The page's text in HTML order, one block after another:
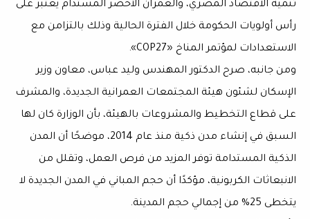
تنمية الاقتصاد المصري، والعمران الأخضر المستدام يعتبر على
رأس أولويات الحكومة خلال الفترة الحالية وذلك بالتزامن مع
الاستعدادات لمؤتمر المناخ «COP27».
ومن جانبه، صرح الدكتور المهندس وليد عباس، معاون وزير
الإسكان لشئون هيئة المجتمعات العمرانية الجديدة، والمشرف
على قطاع التخطيط والمشروعات بالهيئة، بأن الوزارة كان لها
السبق في إنشاء مدن ذكية منذ عام 2014، موضحًا أن المدن
الذكية المستدامة توفر المزيد من فرص العمل، وتقلل من
الانبعاثات الكربونية، مؤكدًا أن حجم المباني في المدن الجديدة لا
يتخطى 25% من إجمالي حجم المدينة.